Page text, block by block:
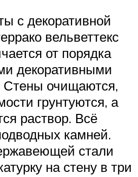
с декоративной
вельветтекс
от порядка
декоративными
Стены очищаются,
грунтуются, а
раствор. Всё
камней.
стали
на стену в три